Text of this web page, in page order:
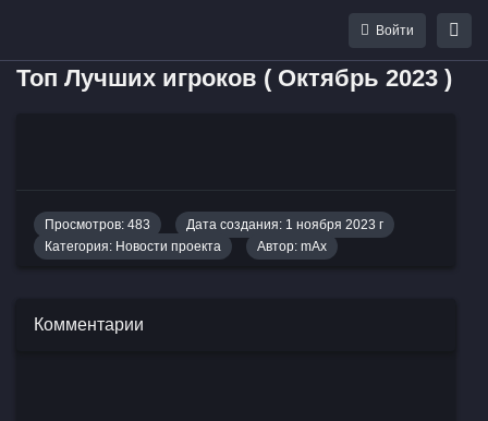
Войти
Топ Лучших игроков ( Октябрь 2023 )
Просмотров: 483
Дата создания: 1 ноября 2023 г
Категория: Новости проекта Автор: mAx
Комментарии